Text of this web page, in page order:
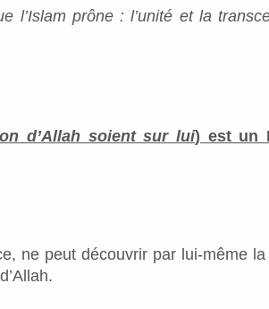
l’Islam prône : l’unité et la
d’Allah soient sur lui) est un
ne peut découvrir par lui-même